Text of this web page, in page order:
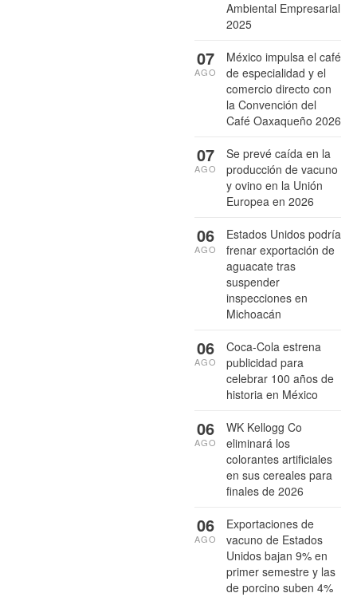
Ambiental Empresarial
2025
México impulsa el café
de especialidad y el
comercio directo con
la Convención del
Café Oaxaqueño 2026
07
AGO
Se prevé caída en la
producción de vacuno
y ovino en la Unión
Europea en 2026
07
AGO
Estados Unidos podría
frenar exportación de
aguacate tras
suspender
inspecciones en
Michoacán
06
AGO
Coca-Cola estrena
publicidad para
celebrar 100 años de
historia en México
06
AGO
WK Kellogg Co
eliminará los
colorantes artificiales
en sus cereales para
finales de 2026
06
AGO
Exportaciones de
vacuno de Estados
Unidos bajan 9% en
primer semestre y las
de porcino suben 4%
06
AGO